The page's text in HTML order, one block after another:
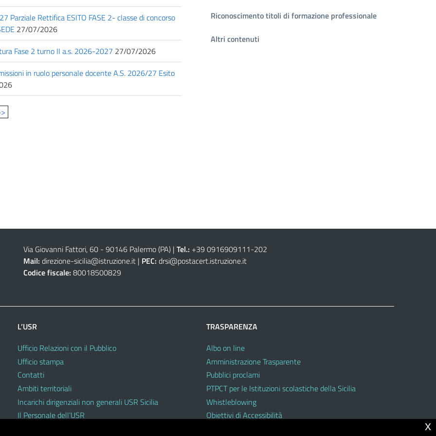
Riconoscimento titoli di formazione professionale
Altri contenuti
Parziale Rettifica ESITO FASE 2- classe di concorso
27/07/2026
Fase 2 turno II a.s. 2026-2027 27/07/2026
in ruolo personale docente A.S. 2026/27 Esito
Via Giovanni Fattori, 60 - 90146 Palermo (PA)| Tel.: +39 0916909111-202
Mail: direzione-sicilia@istruzione.it| PEC: drsi@postacert.istruzione.it
Codice fiscale: 80018500829
L’USR
Ufficio Relazioni con il Pubblico
Ufficio stampa
Contatti
Ambiti territoriali
Incarichi dirigenziali non generali USR Sicilia
Il Personale dell’USR
TRASPARENZA
Albo on line
Amministrazione Trasparente
Pubblici proclami
PTPCT per le Istituzioni scolastiche della Sicilia
Whistleblowing
Obiettivi di Accessibilità
x